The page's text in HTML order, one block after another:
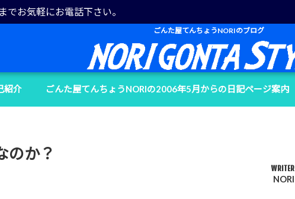
でお気軽にお電話下さい。
ごんた屋てんちょうNORIのブログ
紹介 ごんた屋てんちょうNORIの2006年5月からの日記ページ案内
のか？
WRITER
NORI